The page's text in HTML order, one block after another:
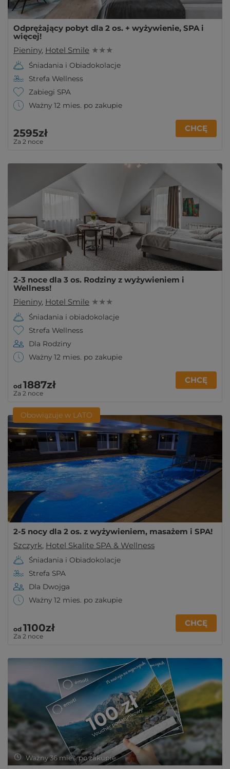
Odprężający pobyt dla 2 os. + wyżywienie, SPA i
więcej!
Pieniny, Hotel Smile ★ ★ ★
Śniadania i Obiadokolacje
Strefa Wellness
Zabiegi SPA
Ważny 12 mies. po zakupie
2595zł
Za 2 noce
CHCĘ
2-3 noce dla 3 os. Rodziny z wyżywieniem i
Wellness!
Pieniny, Hotel Smile ★ ★ ★
Śniadania i obiadokolacje
Strefa Wellness
Dla Rodziny
Ważny 12 mies. po zakupie
od 1887zł
Za 2 noce
CHCĘ
Obowiązuje w LATO
2-5 nocy dla 2 os. z wyżywieniem, masażem i SPA!
Szczyrk, Hotel Skalite SPA & Wellness
Śniadania i Obiadokolacje
Strefa SPA
Dla Dwojga
Ważny 12 mies. po zakupie
od 1100zł
Za 2 noce
CHCĘ
Ważny 36 mies. po zakupie